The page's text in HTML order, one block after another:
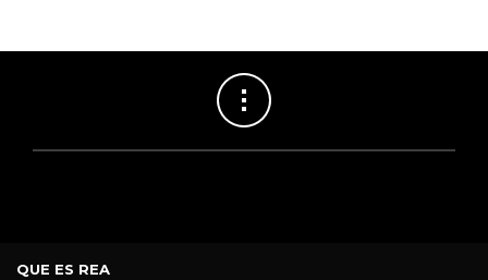
QUE ES REA